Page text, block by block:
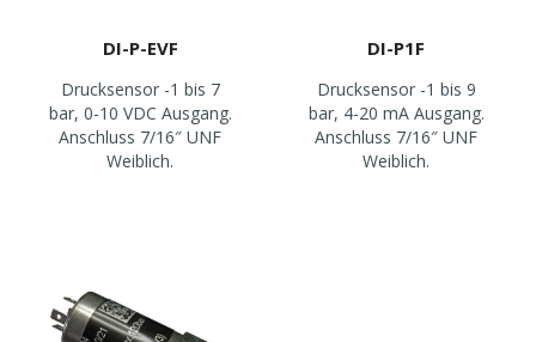
DI-P-EVF
Drucksensor -1 bis 7
bar, 0-10 VDC Ausgang.
Anschluss 7/16″ UNF
Weiblich.
DI-P1F
Drucksensor -1 bis 9
bar, 4-20 mA Ausgang.
Anschluss 7/16″ UNF
Weiblich.